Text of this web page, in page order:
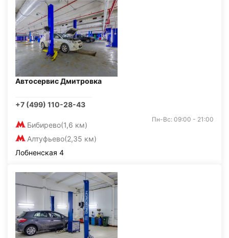
Автосервис Дмитровка
+7 (499) 110-28-43
Бибирево(1,6 км)
Алтуфьево(2,35 км)
Пн-Вс: 09:00 - 21:00
Лобненская 4